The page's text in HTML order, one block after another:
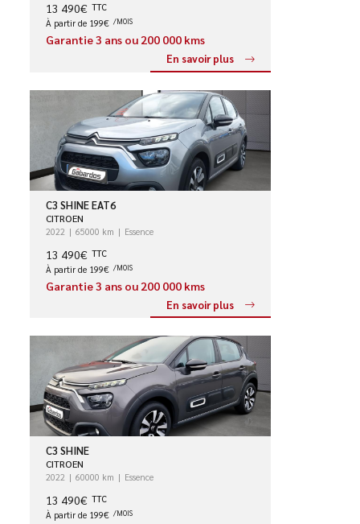
13 490€ TTC
À partir de 199€ /MOIS
Garantie 3 ans ou 200 000 kms
En savoir plus
C3 SHINE EAT6
CITROEN
2022 65000 km Essence
13 490€ TTC
À partir de 199€ /MOIS
Garantie 3 ans ou 200 000 kms
En savoir plus
C3 SHINE
CITROEN
2022 60000 km Essence
13 490€ TTC
À partir de 199€ /MOIS